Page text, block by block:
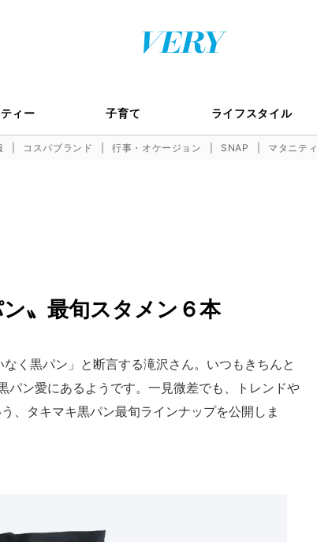
ィー 子育て ライフスタイル
コスパブランド 行事・オケージョン SNAP マタニティ
〟最旬スタメン６本
く黒パン」と断言する滝沢さん。いつもきちんと
パン愛にあるようです。一見微差でも、トレンドや
、タキマキ黒パン最旬ラインナップを公開しま